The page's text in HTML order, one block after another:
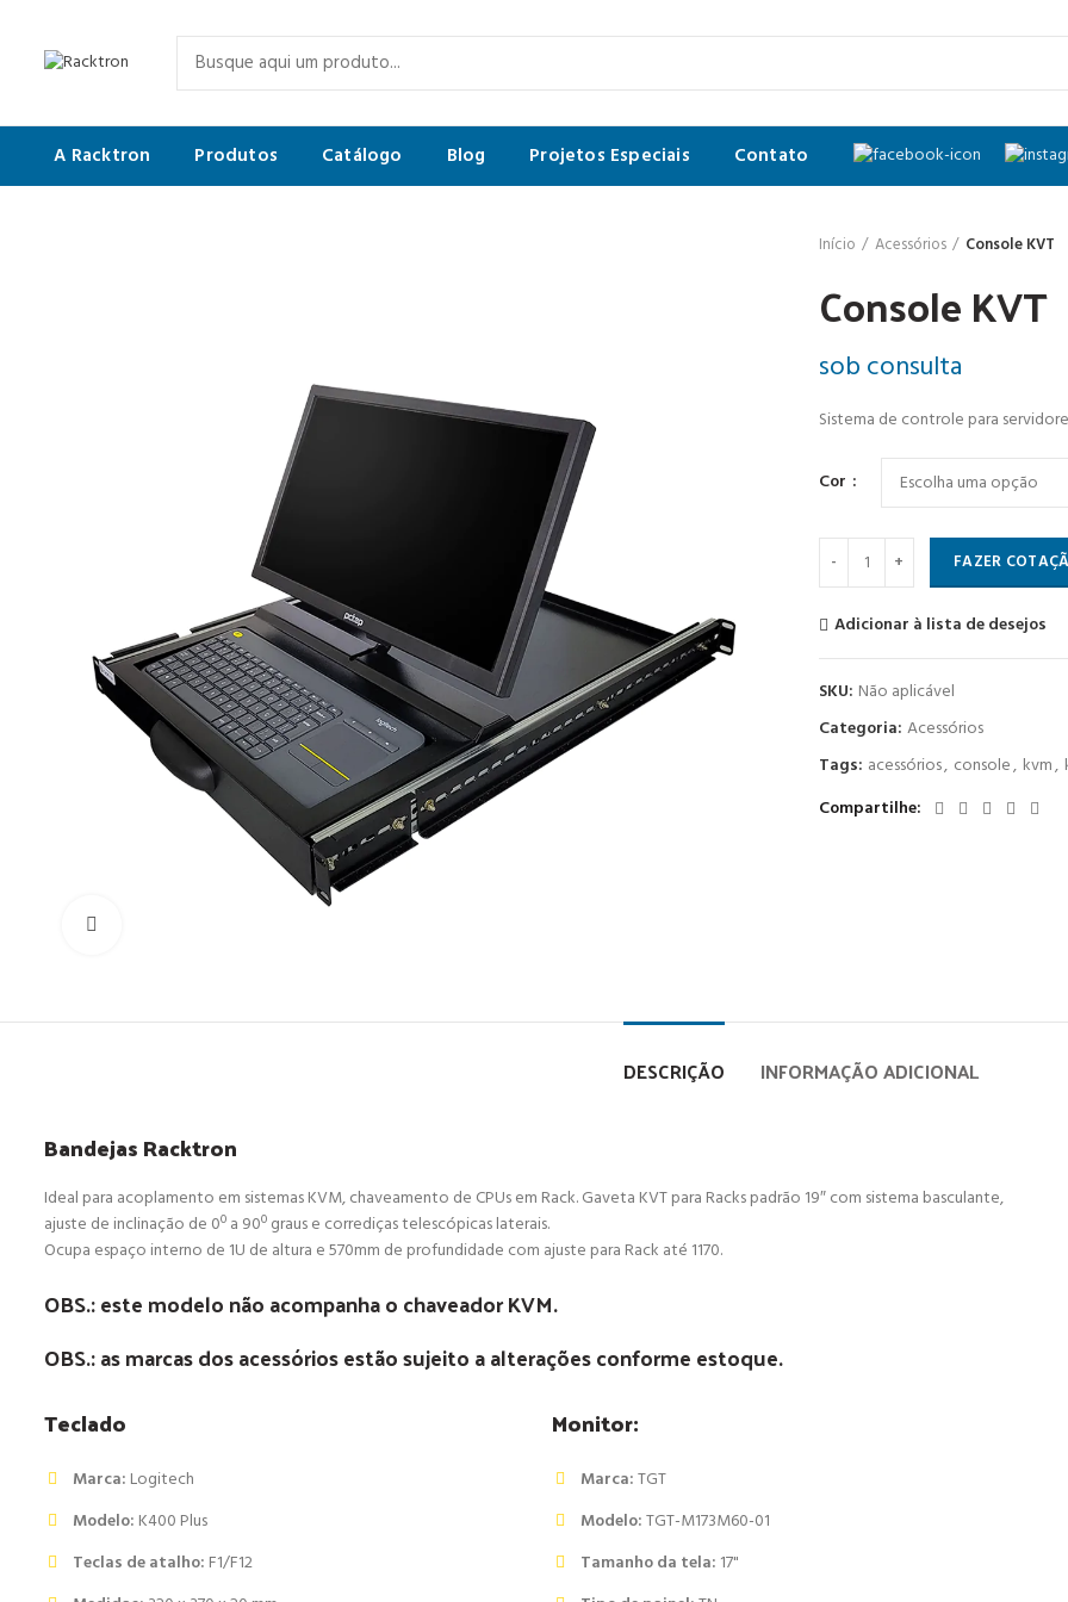
A Racktron Produtos Catálogo Blog Projetos Especiais Contato
Início Acessórios Console KVT
Console KVT
sob consulta
Sistema de controle para
Cor
Console KVT quantidade
FAZER
Adicionar à lista de desejos
SKU: Não aplicável
Categoria: Acessórios
Tags: acessórios, console, kvm,
Compartilhe
DESCRIÇÃO INFORMAÇÃO ADICIONAL
Bandejas Racktron
Ideal para acoplamento em sistemas KVM, chaveamento de CPUs em Rack. Gaveta KVT para Racks padrão 19″ com sistema basculante,
ajuste de inclinação de 0º a 90º graus e corrediças telescópicas laterais.
Ocupa espaço interno de 1U de altura e 570mm de profundidade com ajuste para Rack até 1170.
OBS.: este modelo não acompanha o chaveador KVM.
OBS.: as marcas dos acessórios estão sujeito a alterações conforme estoque.
Teclado
Marca: Logitech
Modelo: K400 Plus
Teclas de atalho: F1/F12
Monitor:
Marca:TGT
Modelo:TGT-M173M60-01
Tamanho da tela: 17"